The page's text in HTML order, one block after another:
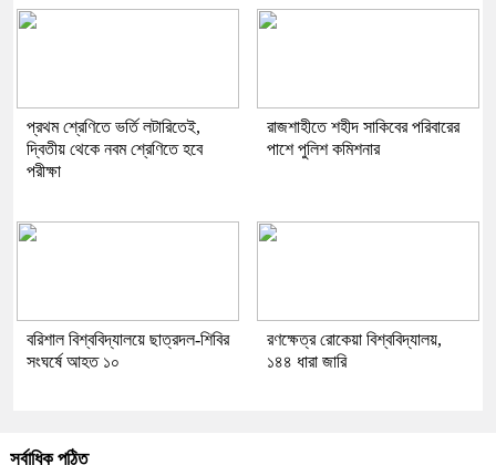
প্রথম শ্রেণিতে ভর্তি লটারিতেই,
দ্বিতীয় থেকে নবম শ্রেণিতে হবে
পরীক্ষা
রাজশাহীতে শহীদ সাকিবের পরিবারের
পাশে পুলিশ কমিশনার
বরিশাল বিশ্ববিদ্যালয়ে ছাত্রদল-শিবির
সংঘর্ষে আহত ১০
রণক্ষেত্র রোকেয়া বিশ্ববিদ্যালয়,
১৪৪ ধারা জারি
সর্বাধিক পঠিত